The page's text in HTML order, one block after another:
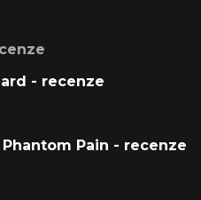
- recenze
Pain - recenze